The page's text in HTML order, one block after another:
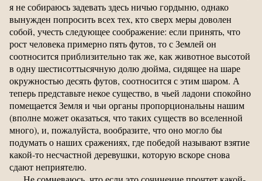
я не собираюсь задевать здесь ничью гордыню, однако
вынужден попросить всех тех, кто сверх меры доволен
собой, учесть следующее соображение: если принять, что
рост человека примерно пять футов, то с Землей он
соотносится приблизительно так же, как животное высотой
в одну шестисоттысячную долю дюйма, сидящее на шаре
окружностью десять футов, соотносится с этим шаром. А
теперь представьте некое существо, в чьей ладони спокойно
помещается Земля и чьи органы пропорциональны нашим
(вполне может оказаться, что таких существ во вселенной
много), и, пожалуйста, вообразите, что оно могло бы
подумать о наших сражениях, где победой называют взятие
какой-то несчастной деревушки, которую вскоре снова
сдают неприятелю.